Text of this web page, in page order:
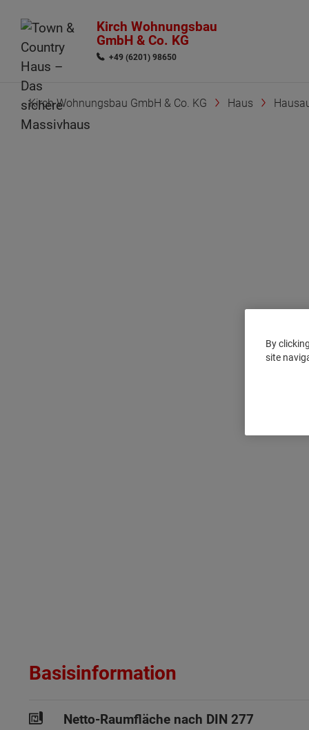
Kirch Wohnungsbau
GmbH & Co. KG
+49 (6201) 98650
Kirch Wohnungsbau GmbH & Co. KG Haus
Basisinformation
Netto-Raumfläche nach DIN 277
By
site